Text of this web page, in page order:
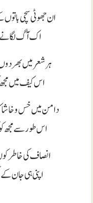
ان جھوٹی سچی
اک آگ لگانے
ہر شعر میں
اس کیف میں مجھ
دامن میں خس و
اس طور سے مجھ
انصاف کی خاطر
اپنی ہی جان